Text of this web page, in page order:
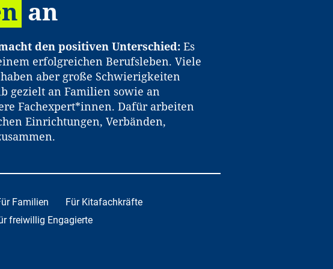
an
den positiven Unterschied:Es
erfolgreichen Berufsleben. Viele
aber große Schwierigkeiten
gezielt an Familien sowie an
Fachexpert*innen. Dafür arbeiten
Einrichtungen, Verbänden,
Familien
Für Kitafachkräfte
freiwillig Engagierte